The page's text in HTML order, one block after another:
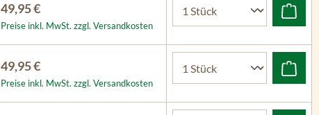
49,95 €
Preise inkl. MwSt. zzgl. Versandkosten
49,95 €
Preise inkl. MwSt. zzgl. Versandkosten